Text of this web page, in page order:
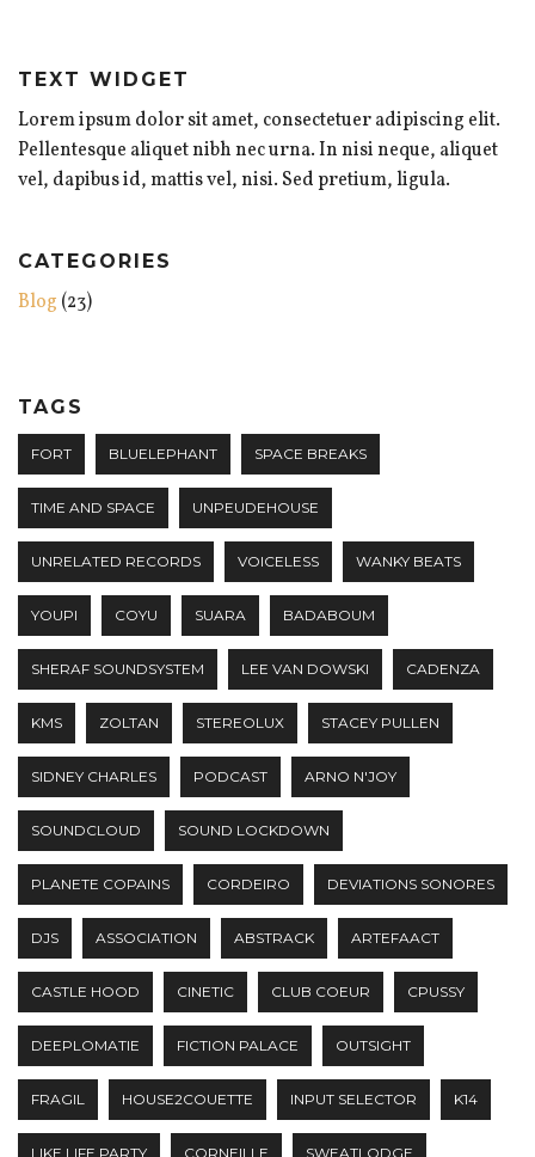
TEXT WIDGET
Lorem ipsum dolor sit amet, consectetuer adipiscing elit.
Pellentesque aliquet nibh nec urna. In nisi neque, aliquet
vel, dapibus id, mattis vel, nisi. Sed pretium, ligula.
CATEGORIES
Blog (23)
TAGS
FORT BLUELEPHANT SPACE BREAKS
TIME AND SPACE UNPEUDEHOUSE
UNRELATED RECORDS VOICELESS WANKY BEATS
YOUPI COYU SUARA BADABOUM
SHERAF SOUNDSYSTEM LEE VAN DOWSKI CADENZA
KMS ZOLTAN STEREOLUX STACEY PULLEN
SIDNEY CHARLES PODCAST ARNO N'JOY
SOUNDCLOUD SOUND LOCKDOWN
PLANETE COPAINS CORDEIRO DEVIATIONS SONORES
DJS ASSOCIATION ABSTRACK ARTEFAACT
CASTLE HOOD CINETIC CLUB COEUR CPUSSY
DEEPLOMATIE FICTION PALACE OUTSIGHT
FRAGIL HOUSE2COUETTE INPUT SELECTOR K14
LIKE LIFE PARTY CORNEILLE SWEATLODGE